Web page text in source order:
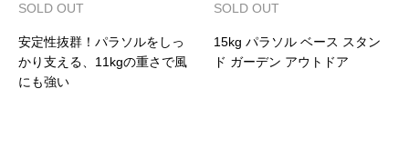
SOLD OUT
安定性抜群！パラソルをしっ
かり支える、11kgの重さで風
にも強い
SOLD OUT
15kg パラソル ベース スタン
ド ガーデン アウトドア